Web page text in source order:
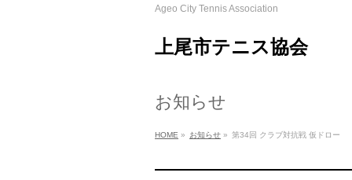
Ageo City Tennis Association
上尾市テニス協会
お知らせ
HOME » お知らせ » 第34回 クラブ対抗戦 仮ドロー